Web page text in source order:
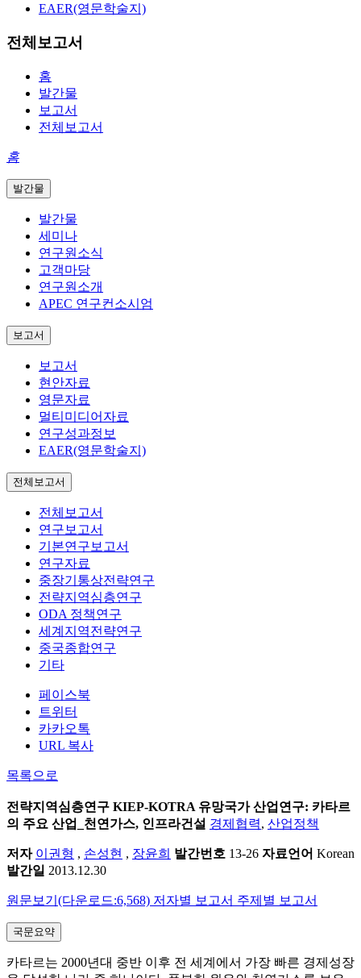
EAER(영문학술지)
전체보고서
홈
발간물
보고서
전체보고서
홈
발간물
발간물
세미나
연구원소식
고객마당
연구원소개
APEC 연구컨소시엄
보고서
보고서
현안자료
영문자료
멀티미디어자료
연구성과정보
EAER(영문학술지)
전체보고서
전체보고서
연구보고서
기본연구보고서
연구자료
중장기통상전략연구
전략지역심층연구
ODA 정책연구
세계지역전략연구
중국종합연구
기타
페이스북
트위터
카카오톡
URL 복사
목록으로
전략지역심층연구 KIEP-KOTRA 유망국가 산업연구: 카타르
의 주요 산업_천연가스, 인프라건설 경제협력, 산업정책
저자 이권형 , 손성현 , 장윤희 발간번호 13-26 자료언어 Korean
발간일 2013.12.30
원문보기(다운로드:6,568) 저자별 보고서 주제별 보고서
국문요약
카타르는 2000년대 중반 이후 전 세계에서 가장 빠른 경제성장